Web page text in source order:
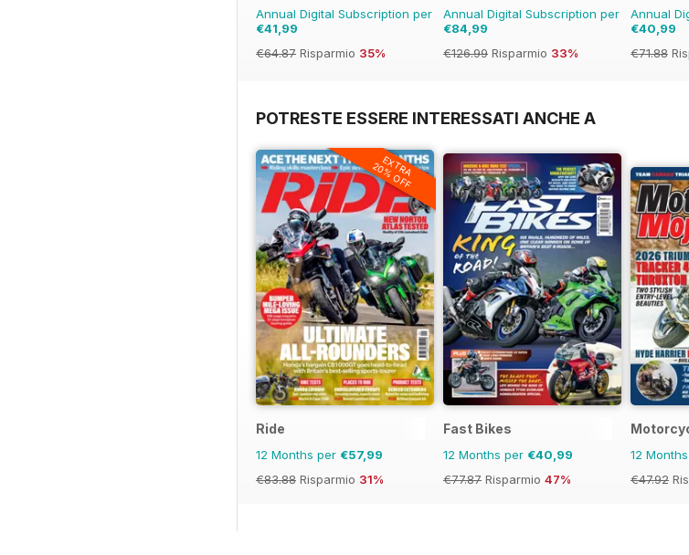
Annual Digital Subscription per
€41,99
€64.87 Risparmio 35%
Annual Digital Subscription per
€84,99
€126.99 Risparmio 33%
Annual
€40,99
€71.88
POTRESTE ESSERE INTERESSATI ANCHE A
EXTRA
20% OFF
Ride
12 Months per €57,99
€83.88 Risparmio 31%
Fast Bikes
12 Months per €40,99
€77.87 Risparmio 47%
12
€47.92